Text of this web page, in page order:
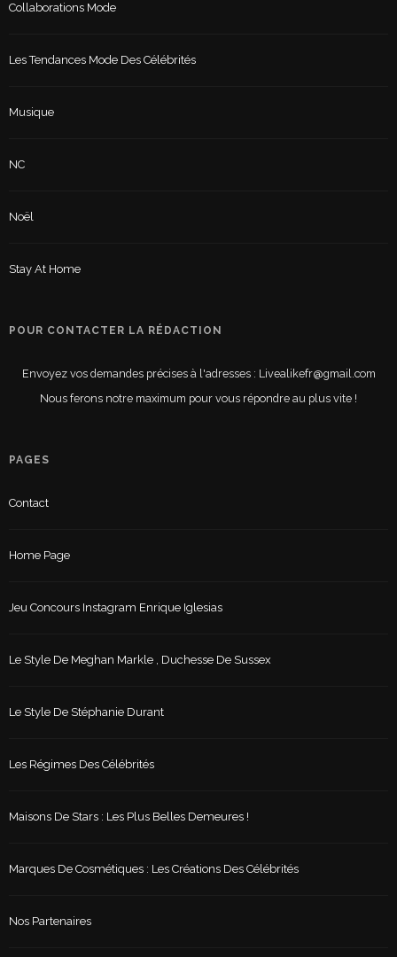
Collaborations Mode
Les Tendances Mode Des Célébrités
Musique
NC
Noël
Stay At Home
POUR CONTACTER LA RÉDACTION
Envoyez vos demandes précises à l'adresses : Livealikefr@gmail.com
Nous ferons notre maximum pour vous répondre au plus vite !
PAGES
Contact
Home Page
Jeu Concours Instagram Enrique Iglesias
Le Style De Meghan Markle , Duchesse De Sussex
Le Style De Stéphanie Durant
Les Régimes Des Célébrités
Maisons De Stars : Les Plus Belles Demeures !
Marques De Cosmétiques : Les Créations Des Célébrités
Nos Partenaires